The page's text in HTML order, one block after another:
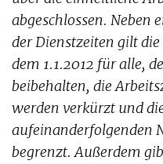
abgeschlossen. Neben
der Dienstzeiten gilt
dem 1.1.2012 für alle,
beibehalten, die
werden verkürzt und
aufeinanderfolgenden
begrenzt. Außerdem